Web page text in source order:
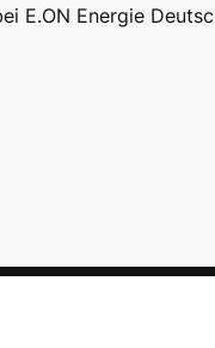
E.ON Energie